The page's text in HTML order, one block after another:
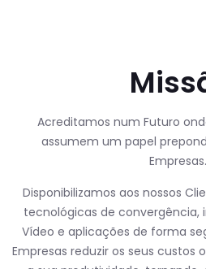
Acreditamos num Futuro
assumem um papel
Empresas.
Disponibilizamos aos nossos
tecnológicas de convergência,
Vídeo e aplicações de forma
Empresas reduzir os seus custos